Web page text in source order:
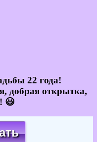
22 года!
добрая открытка,
😃